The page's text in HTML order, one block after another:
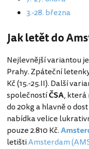
3.-28. března
Jak letět do
Nejlevnější variantou
Prahy. Zpáteční
Kč (15.-25.II). Další
společnostíČSA, která
do 20kg a hlavně o
nabídka velice
pouze 2.810 Kč.
letištiAmsterdam